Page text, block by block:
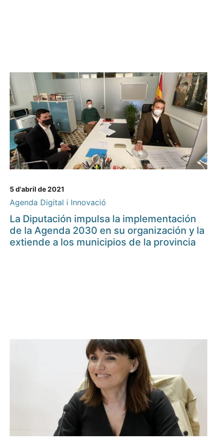
5 d'abril de 2021
Agenda Digital i Innovació
La Diputación impulsa la implementación
de la Agenda 2030 en su organización y la
extiende a los municipios de la provincia